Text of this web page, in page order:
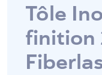
Tôle
finition